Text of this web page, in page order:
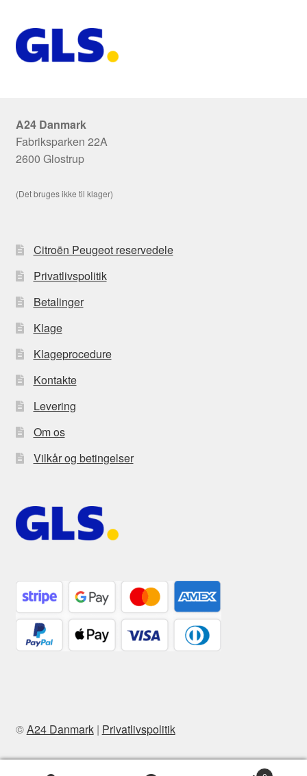
A24 Danmark
Fabriksparken 22A
2600 Glostrup
(Det bruges ikke til klager)
Citroën Peugeot reservedele
Privatlivspolitik
Betalinger
Klage
Klageprocedure
Kontakte
Levering
Om os
Vilkår og betingelser
©A24 Danmark| Privatlivspolitik